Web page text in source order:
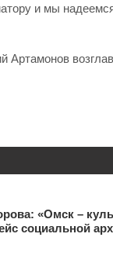
и мы
Артамонов
«Омск –
социальной